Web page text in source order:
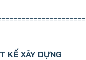
KẾ XÂY DỰNG